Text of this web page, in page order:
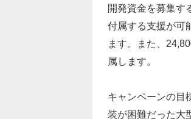
開発資金を募集す
付属する支援が可
ます。また、
属します。
キャンペーンの目
装が困難だった大